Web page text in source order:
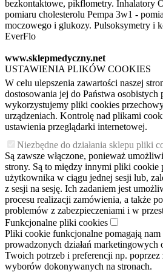
bezkontaktowe, pikflometry. Inhalatory
pomiaru cholesterolu Pempa 3w1 -
moczowego i glukozy. Pulsoksymetry i
EverFlo
www.sklepmedyczny.net
USTAWIENIA PLIKÓW COOKIES
W celu ulepszenia zawartości naszej
dostosowania jej do Państwa osobistych
wykorzystujemy pliki cookies
urządzeniach. Kontrolę nad plikami
ustawienia przeglądarki internetowej.
Niezbędne do działania sklepu pliki
Są zawsze włączone, ponieważ
strony. Są to między innymi pliki cookie
użytkownika w ciągu jednej sesji lub,
z sesji na sesję. Ich zadaniem jest
procesu realizacji zamówienia, a także
problemów z zabezpieczeniami i w
Funkcjonalne pliki cookies
Pliki cookie funkcjonalne pomagają
prowadzonych działań marketingowych
Twoich potrzeb i preferencji np. poprzez
wyborów dokonywanych na stronach.